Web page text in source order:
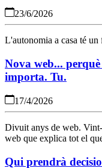
23/6/2026
L'autonomia a casa té
Nova web...
importa. Tu.
17/4/2026
Divuit anys de web.
web que explica tot el
Qui prendrà